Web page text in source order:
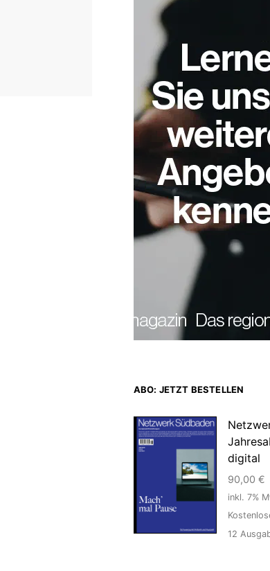
ABO: JETZT BESTELLEN
digital
90,00 €
inkl. 7%
12